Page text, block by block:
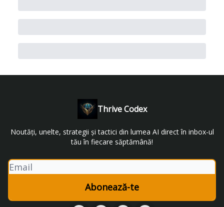
Thrive Codex
Noutăți, unelte, strategii și tactici din lumea AI direct în inbox-ul
tău în fiecare săptămână!